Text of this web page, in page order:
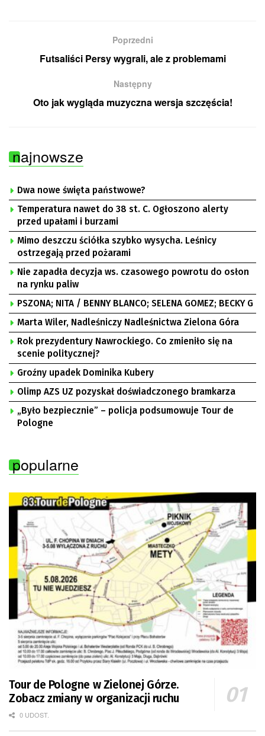
Poprzedni
Futsaliści Persy wygrali, ale z problemami
Następny
Oto jak wygląda muzyczna wersja szczęścia!
najnowsze
Dwa nowe święta państwowe?
Temperatura nawet do 38 st. C. Ogłoszono alerty
przed upałami i burzami
Mimo deszczu ściółka szybko wysycha. Leśnicy
ostrzegają przed pożarami
Nie zapadła decyzja ws. czasowego powrotu do osłon
na rynku paliw
PSZONA; NITA / BENNY BLANCO; SELENA GOMEZ; BECKY G
Marta Wiler, Nadleśniczy Nadleśnictwa Zielona Góra
Rok prezydentury Nawrockiego. Co zmieniło się na
scenie politycznej?
Groźny upadek Dominika Kubery
Olimp AZS UZ pozyskał doświadczonego bramkarza
„Było bezpiecznie” – policja podsumowuje Tour de
Pologne
popularne
Tour de Pologne w Zielonej Górze.
Zobacz zmiany w organizacji ruchu
0 UDOST.